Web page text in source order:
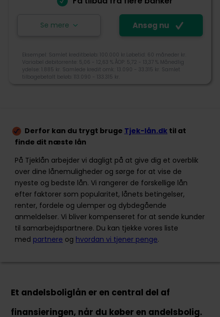
Lendo blev grundlagt i 2007, og er i dag den største
+45 70500010
Gothersgade 8F, 1123 København K
Ansøg nu
Se mere
Eksempel: Samlet kreditbeløb: 100.000 kr.Løbetid: 60 måneder kr.
Variabel debitorrente: 5,06 - 12,63 % ÅOP: 5,72 - 13,37 % Månedlig
ydelse: 1.885 kr. Samlede kredit omk.: 13.090 - 33.315 kr. Samlet
tilbagebetalt beløb: 113.090 - 133.315 kr.
Tilgængelighed
Pris
Kundeservice
Ansøg nu
Mybanker startede i 2000, som den første
låntagere.
Derfor kan du trygt bruge Tjek-lån.dk til at
finde dit næste lån
På Tjeklån arbejder vi dagligt på at give dig et overblik
over dine lånemuligheder og sørge for at vise de
nyeste og bedste lån. Vi rangerer de forskellige lån
efter faktorer som popularitet, lånets betingelser,
renter, fordele og ulemper og dybdegående
anmeldelser. Vi bliver kompenseret for at sende kunder
til samarbejdspartnere. Du kan tjekke vores liste
med partnere og hvordan vi tjener penge.
Et andelsboliglån er en central del af
finansieringen, når du køber en andelsbolig.